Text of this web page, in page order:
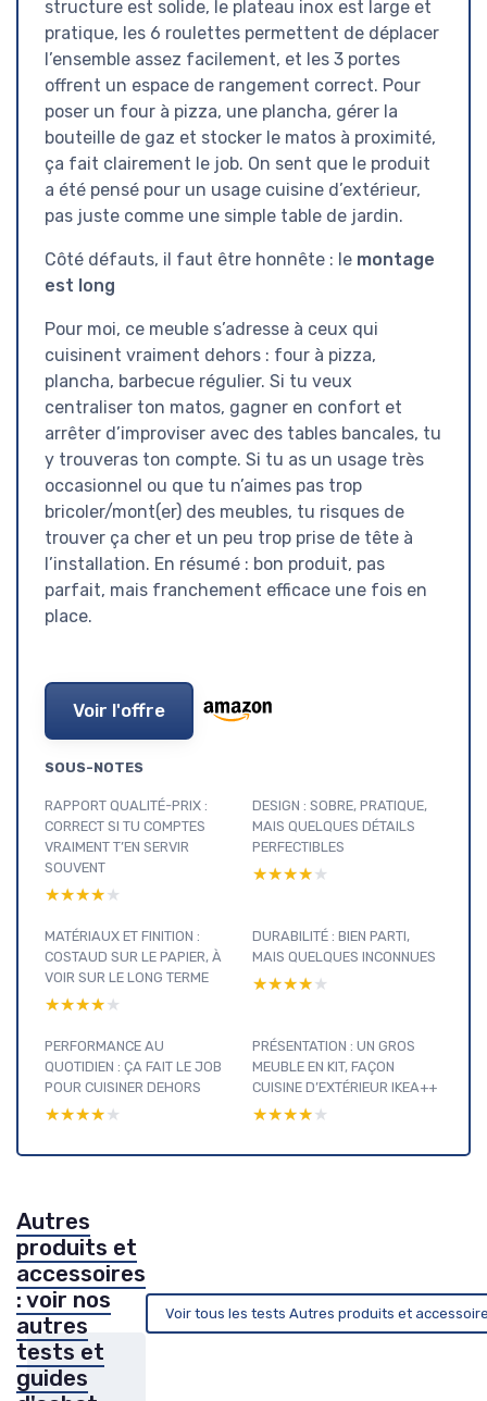
structure est solide, le plateau inox est large et
pratique, les 6 roulettes permettent de déplacer
l’ensemble assez facilement, et les 3 portes
offrent un espace de rangement correct. Pour
poser un four à pizza, une plancha, gérer la
bouteille de gaz et stocker le matos à proximité,
ça fait clairement le job. On sent que le produit
a été pensé pour un usage cuisine d’extérieur,
pas juste comme une simple table de jardin.
Côté défauts, il faut être honnête : le montage
est long
Pour moi, ce meuble s’adresse à ceux qui
cuisinent vraiment dehors : four à pizza,
plancha, barbecue régulier. Si tu veux
centraliser ton matos, gagner en confort et
arrêter d’improviser avec des tables bancales, tu
y trouveras ton compte. Si tu as un usage très
occasionnel ou que tu n’aimes pas trop
bricoler/mont(er) des meubles, tu risques de
trouver ça cher et un peu trop prise de tête à
l’installation. En résumé : bon produit, pas
parfait, mais franchement efficace une fois en
place.
Voir l'offre
SOUS-NOTES
RAPPORT QUALITÉ-PRIX :
CORRECT SI TU COMPTES
VRAIMENT T’EN SERVIR
SOUVENT
★★★★★
★★★★★
DESIGN : SOBRE, PRATIQUE,
MAIS QUELQUES DÉTAILS
PERFECTIBLES
★★★★★
★★★★★
MATÉRIAUX ET FINITION :
COSTAUD SUR LE PAPIER, À
VOIR SUR LE LONG TERME
★★★★★
★★★★★
DURABILITÉ : BIEN PARTI,
MAIS QUELQUES INCONNUES
★★★★★
★★★★★
PERFORMANCE AU
QUOTIDIEN : ÇA FAIT LE JOB
POUR CUISINER DEHORS
★★★★★
★★★★★
PRÉSENTATION : UN GROS
MEUBLE EN KIT, FAÇON
CUISINE D’EXTÉRIEUR IKEA++
★★★★★
★★★★★
Autres
produits et
accessoires
: voir nos
autres
tests et
guides
Voir tous les tests Autres produits et